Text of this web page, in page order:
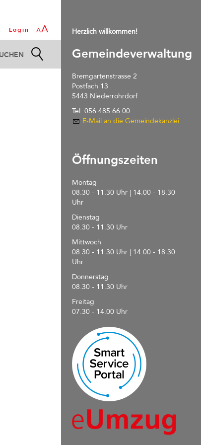
AA
Login Herzlich willkommen!
Gemeindeverwaltung
Bremgartenstrasse 2
Postfach 13
5443 Niederrohrdorf
Tel. 056 485 66 00
E-Mail an die Gemeindekanzlei
Öffnungszeiten
Montag
08.30 - 11.30 Uhr | 14.00 - 18.30
Uhr
Dienstag
08.30 - 11.30 Uhr
Mittwoch
08.30 - 11.30 Uhr | 14.00 - 18.30
Uhr
Donnerstag
08.30 - 11.30 Uhr
Freitag
07.30 - 14.00 Uhr